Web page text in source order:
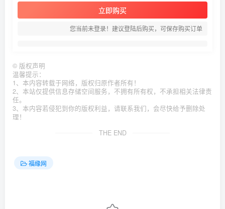
立即购买
您当前未登录！建议登陆后购买，可保存购买订单
© 版权声明
温馨提示：
1、本内容转载于网络，版权归原作者所有！
2、本站仅提供信息存储空间服务，不拥有所有权，不承担相关法律责
任。
3、本内容若侵犯到你的版权利益，请联系我们，会尽快给予删除处
理！
THE END
福缘网